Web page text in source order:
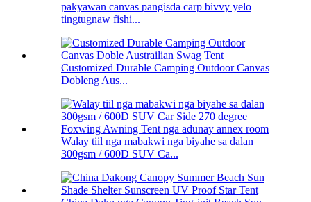
pakyawan canvas pangisda carp bivvy yelo
tingtugnaw fishi...
Customized Durable Camping Outdoor Canvas
Dobleng Aus...
Walay tiil nga mabakwi nga biyahe sa dalan
300gsm / 600D SUV Ca...